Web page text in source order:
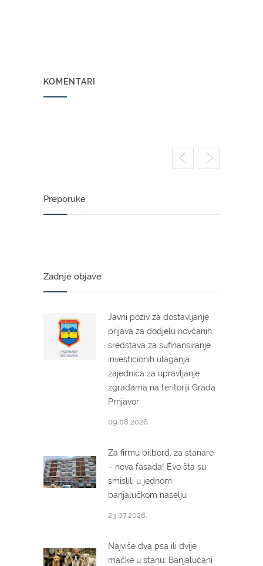
KOMENTARI
Preporuke
Zadnje objave
Javni poziv za dostavljanje
prijava za dodjelu novčanih
sredstava za sufinansiranje
investicionih ulaganja
zajednica za upravljanje
zgradama na teritoriji Grada
Prnjavor
09.08.2026.
Za firmu bilbord, za stanare
– nova fasada! Evo šta su
smislili u jednom
banjalučkom naselju
23.07.2026.
Najviše dva psa ili dvije
mačke u stanu: Banjalučani